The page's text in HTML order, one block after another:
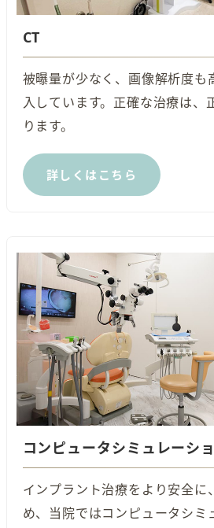
CT
被曝量が少なく、画像解析度も
入しています。正確な治療は、
ります。
詳しくはこちら
コンピュータシミュレーシ
インプラント治療をより安全に
め、当院ではコンピュータシミ